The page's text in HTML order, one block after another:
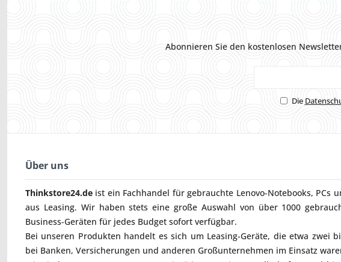
Abonnieren Sie den kostenlosen
Die
Über uns
Thinkstore24.de ist ein Fachhandel für gebrauchte Lenovo-Notebooks, PCs
aus Leasing. Wir haben stets eine große Auswahl von über 1000
Business-Geräten für jedes Budget sofort verfügbar.
Bei unseren Produkten handelt es sich um Leasing-Geräte, die etwa zwei
bei Banken, Versicherungen und anderen Großunternehmen im Einsatz